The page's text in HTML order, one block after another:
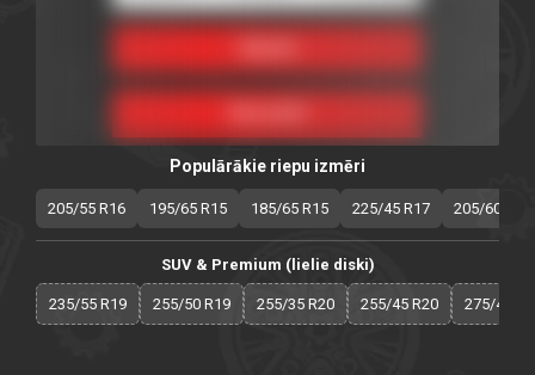
Populārākie riepu izmēri
205/55 R16 195/65 R15 185/65 R15 225/45 R17 205/60 R16
SUV & Premium (lielie diski)
235/55 R19 255/50 R19 255/35 R20 255/45 R20 275/40